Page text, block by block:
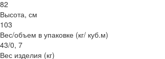
82
Высота, см
103
Вес/объем в упаковке (кг/ куб.м)
43/0, 7
Вес изделия (кг)